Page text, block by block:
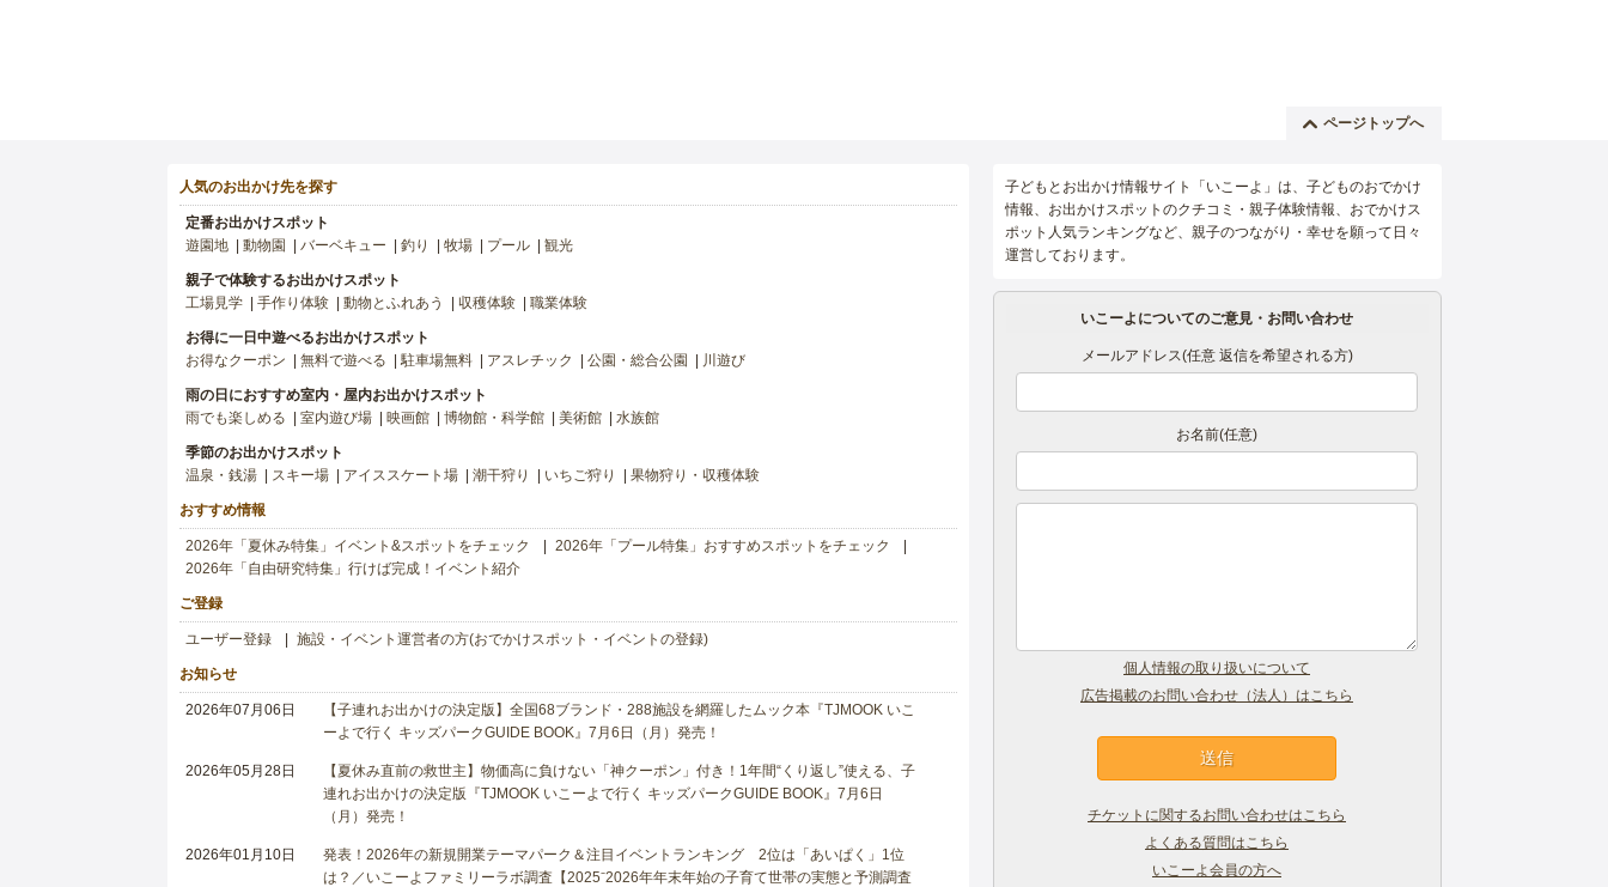
ページトップへ
人気のお出かけ先を探す
定番お出かけスポット
遊園地
動物園 バーベキュー 釣り 牧場 プール 観光
親子で体験するお出かけスポット
工場見学
手作り体験 動物とふれあう 収穫体験 職業体験
お得に一日中遊べるお出かけスポット
お得なクーポン
無料で遊べる 駐車場無料 アスレチック 公園・総合公園 川遊び
雨の日におすすめ室内・屋内お出かけスポット
雨でも楽しめる
室内遊び場 映画館 博物館・科学館 美術館 水族館
季節のお出かけスポット
温泉・銭湯
スキー場 アイススケート場 潮干狩り いちご狩り 果物狩り・収穫体験
おすすめ情報
2026年「夏休み特集」イベント&スポットをチェック
2026年「プール特集」おすすめスポットをチェック
2026年「自由研究特集」行けば完成！イベント紹介
ご登録
ユーザー登録 施設・イベント運営者の方(おでかけスポット・イベントの登録)
お知らせ
2026年07月06日
【子連れお出かけの決定版】全国68ブランド・288施設を網羅したムック本『TJMOOK いこ
ーよで行く キッズパークGUIDE BOOK』7月6日（月）発売！
2026年05月28日
【夏休み直前の救世主】物価高に負けない「神クーポン」付き！1年間“くり返し”使える、子
連れお出かけの決定版『TJMOOK いこーよで行く キッズパークGUIDE BOOK』7月6日
（月）発売！
2026年01月10日
発表！2026年の新規開業テーマパーク＆注目イベントランキング 2位は「あいぱく」1位
は？／いこーよファミリーラボ調査【2025⁻2026年年末年始の子育て世帯の実態と予測調査
子どもとお出かけ情報サイト「いこーよ」は、子どものおでかけ
情報、お出かけスポットのクチコミ・親子体験情報、おでかけス
ポット人気ランキングなど、親子のつながり・幸せを願って日々
運営しております。
いこーよについてのご意見・お問い合わせ
メールアドレス(任意 返信を希望される方)
お名前(任意)
個人情報の取り扱いについて
広告掲載のお問い合わせ（法人）はこちら
チケットに関するお問い合わせはこちら
よくある質問はこちら
いこーよ会員の方へ